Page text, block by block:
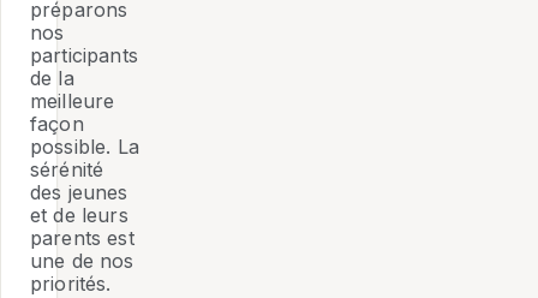
préparons
nos
participants
de la
meilleure
façon
possible. La
sérénité
des jeunes
et de leurs
parents est
une de nos
priorités.